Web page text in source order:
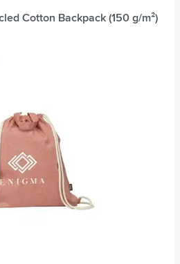
Cotton Backpack (150 g/m²)